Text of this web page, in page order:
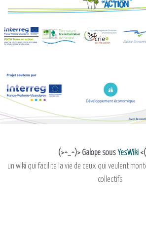
(>^_^)> Galope sous YesWiki
un wiki qui facilite la vie de ceux qui veulent
collectifs